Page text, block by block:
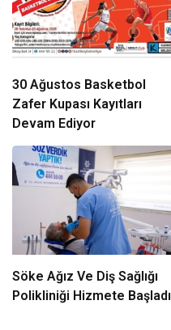
30 Ağustos Basketbol
Zafer Kupası Kayıtları
Devam Ediyor
Söke Ağız Ve Diş Sağlığı
Polikliniği Hizmete Başladı